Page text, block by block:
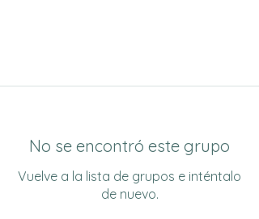
No se encontró este grupo
Vuelve a la lista de grupos e inténtalo
de nuevo.